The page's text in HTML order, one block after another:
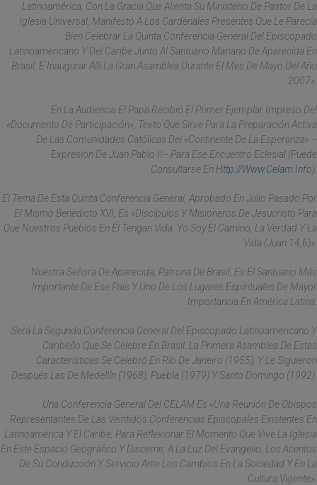
Latinoamérica, Con La Gracia Que Alienta Su Ministerio De Pastor De La
Iglesia Universal, Manifestó A Los Cardenales Presentes Que Le Parecía
Bien Celebrar La Quinta Conferencia General Del Episcopado
Latinoamericano Y Del Caribe Junto Al Santuario Mariano De Aparecida En
Brasil, E Inaugurar Allí La Gran Asamblea Durante El Mes De Mayo Del Año
2007».
En La Audiencia El Papa Recibió El Primer Ejemplar Impreso Del
«Documento De Participación», Texto Que Sirve Para La Preparación Activa
De Las Comunidades Católicas Del «continente De La Esperanza» --
Expresión De Juan Pablo II-- Para Ese Encuentro Eclesial (puede
Consultarse EnHttp://www.celam.info).
El Tema De Esta Quinta Conferencia General, Aprobado En Julio Pasado Por
El Mismo Benedicto XVI, Es «Discípulos Y Misioneros De Jesucristo Para
Que Nuestros Pueblos En Él Tengan Vida. Yo Soy El Camino, La Verdad Y La
Vida (Juan 14,6)».
Nuestra Señora De Aparecida, Patrona De Brasil, Es El Santuario Más
Importante De Ese País Y Uno De Los Lugares Espirituales De Mayor
Importancia En América Latina.
Será La Segunda Conferencia General Del Episcopado Latinoamericano Y
Caribeño Que Se Celebre En Brasil. La Primera Asamblea De Estas
Características Se Celebró En Río De Janeiro (1955), Y Le Siguieron
Después Las De Medellín (1968), Puebla (1979) Y Santo Domingo (1992).
Una Conferencia General Del CELAM Es «una Reunión De Obispos
Representantes De Las Veintidós Conferencias Episcopales Existentes En
Latinoamérica Y El Caribe, Para Reflexionar El Momento Que Vive La Iglesia
En Este Espacio Geográfico Y Discernir, A La Luz Del Evangelio, Los Acentos
De Su Conducción Y Servicio Ante Los Cambios En La Sociedad Y En La
Cultura Vigente».